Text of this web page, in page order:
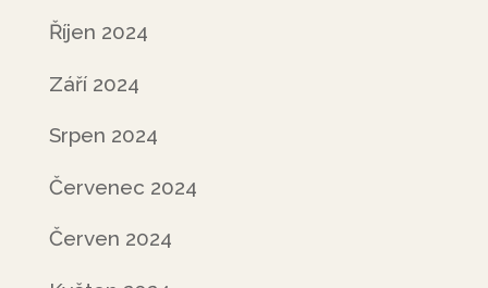
Říjen 2024
Září 2024
Srpen 2024
Červenec 2024
Červen 2024